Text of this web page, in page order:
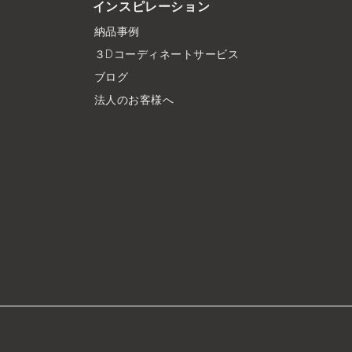
インスピレーション
納品事例
３Dコーディネートサービス
ブログ
法人のお客様へ